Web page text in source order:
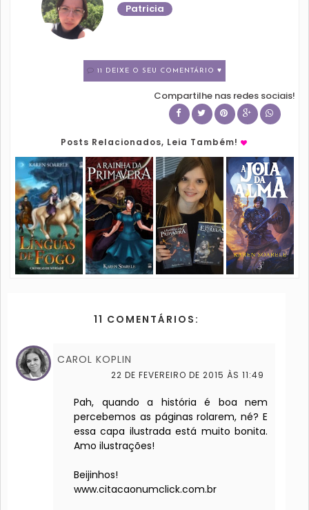
Patricia
11 DEIXE O SEU COMENTÁRIO ♥
Compartilhe nas redes sociais!
Posts Relacionados, Leia Também!
11 COMENTÁRIOS:
CAROL KOPLIN
22 DE FEVEREIRO DE 2015 ÀS 11:49
Pah, quando a história é boa nem
percebemos as páginas rolarem, né? E
essa capa ilustrada está muito bonita.
Amo ilustrações!
Beijinhos!
www.citacaonumclick.com.br